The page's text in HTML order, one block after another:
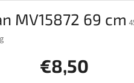
MV15872 69 cm
€8,50